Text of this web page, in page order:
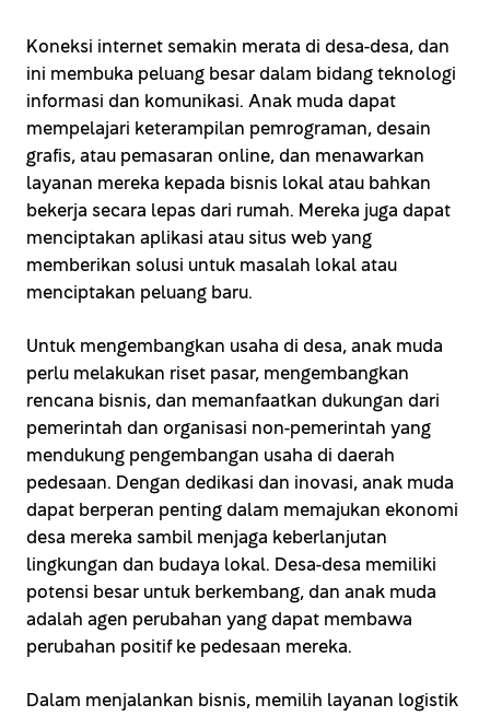
Koneksi internet semakin merata di desa-desa, dan
ini membuka peluang besar dalam bidang teknologi
informasi dan komunikasi. Anak muda dapat
mempelajari keterampilan pemrograman, desain
grafis, atau pemasaran online, dan menawarkan
layanan mereka kepada bisnis lokal atau bahkan
bekerja secara lepas dari rumah. Mereka juga dapat
menciptakan aplikasi atau situs web yang
memberikan solusi untuk masalah lokal atau
menciptakan peluang baru.
Untuk mengembangkan usaha di desa, anak muda
perlu melakukan riset pasar, mengembangkan
rencana bisnis, dan memanfaatkan dukungan dari
pemerintah dan organisasi non-pemerintah yang
mendukung pengembangan usaha di daerah
pedesaan. Dengan dedikasi dan inovasi, anak muda
dapat berperan penting dalam memajukan ekonomi
desa mereka sambil menjaga keberlanjutan
lingkungan dan budaya lokal. Desa-desa memiliki
potensi besar untuk berkembang, dan anak muda
adalah agen perubahan yang dapat membawa
perubahan positif ke pedesaan mereka.
Dalam menjalankan bisnis, memilih layanan logistik